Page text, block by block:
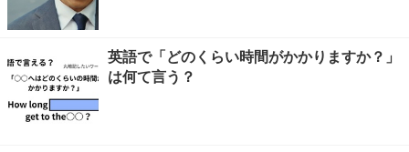
英語で「どのくらい時間がかかりますか？」
は何て言う？